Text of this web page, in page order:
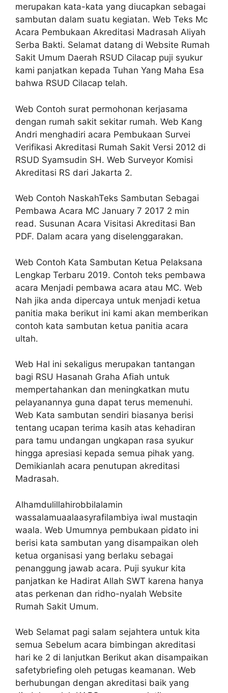
merupakan kata-kata yang diucapkan sebagai
sambutan dalam suatu kegiatan. Web Teks Mc
Acara Pembukaan Akreditasi Madrasah Aliyah
Serba Bakti. Selamat datang di Website Rumah
Sakit Umum Daerah RSUD Cilacap puji syukur
kami panjatkan kepada Tuhan Yang Maha Esa
bahwa RSUD Cilacap telah.
Web Contoh surat permohonan kerjasama
dengan rumah sakit sekitar rumah. Web Kang
Andri menghadiri acara Pembukaan Survei
Verifikasi Akreditasi Rumah Sakit Versi 2012 di
RSUD Syamsudin SH. Web Surveyor Komisi
Akreditasi RS dari Jakarta 2.
Web Contoh NaskahTeks Sambutan Sebagai
Pembawa Acara MC January 7 2017 2 min
read. Susunan Acara Visitasi Akreditasi Ban
PDF. Dalam acara yang diselenggarakan.
Web Contoh Kata Sambutan Ketua Pelaksana
Lengkap Terbaru 2019. Contoh teks pembawa
acara Menjadi pembawa acara atau MC. Web
Nah jika anda dipercaya untuk menjadi ketua
panitia maka berikut ini kami akan memberikan
contoh kata sambutan ketua panitia acara
ultah.
Web Hal ini sekaligus merupakan tantangan
bagi RSU Hasanah Graha Afiah untuk
mempertahankan dan meningkatkan mutu
pelayanannya guna dapat terus memenuhi.
Web Kata sambutan sendiri biasanya berisi
tentang ucapan terima kasih atas kehadiran
para tamu undangan ungkapan rasa syukur
hingga apresiasi kepada semua pihak yang.
Demikianlah acara penutupan akreditasi
Madrasah.
Alhamdulillahirobbilalamin
wassalamuaalaasyrafilambiya iwal mustaqin
waala. Web Umumnya pembukaan pidato ini
berisi kata sambutan yang disampaikan oleh
ketua organisasi yang berlaku sebagai
penanggung jawab acara. Puji syukur kita
panjatkan ke Hadirat Allah SWT karena hanya
atas perkenan dan ridho-nyalah Website
Rumah Sakit Umum.
Web Selamat pagi salam sejahtera untuk kita
semua Sebelum acara bimbingan akreditasi
hari ke 2 di lanjutkan Berikut akan disampaikan
safetybriefing oleh petugas keamanan. Web
berhubungan dengan akreditasi baik yang